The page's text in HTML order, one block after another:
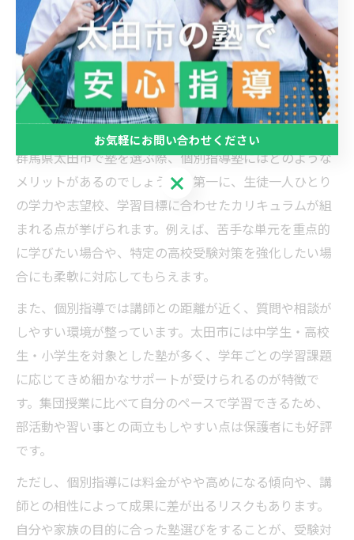
個別指導塾を求めるならどこに注目す
べきか
個別指導塾のメリットを徹底比較
群馬県太田市で塾を選ぶ際、個別指導塾にはどのような
メリットがあるのでしょうか。第一に、生徒一人ひとり
の学力や志望校、学習目標に合わせたカリキュラムが組
まれる点が挙げられます。例えば、苦手な単元を重点的
に学びたい場合や、特定の高校受験対策を強化したい場
合にも柔軟に対応してもらえます。
また、個別指導では講師との距離が近く、質問や相談が
しやすい環境が整っています。太田市には中学生・高校
生・小学生を対象とした塾が多く、学年ごとの学習課題
に応じてきめ細かなサポートが受けられるのが特徴で
す。集団授業に比べて自分のペースで学習できるため、
部活動や習い事との両立もしやすい点は保護者にも好評
です。
ただし、個別指導には料金がやや高めになる傾向や、講
師との相性によって成果に差が出るリスクもあります。
自分や家族の目的に合った塾選びをすることが、受験対
お気軽にお問い合わせください
お気軽にお問い合わせください